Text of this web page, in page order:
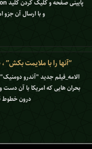
و با ارسال آن جزو
“آنها را با ملایمت
الامه_فیلم جدید "آندرو
بحران هایی که امریکا با آن دست
درون خطوط